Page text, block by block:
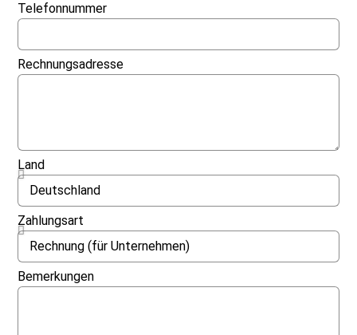
Telefonnummer
Rechnungsadresse
Land
Zahlungsart
Bemerkungen